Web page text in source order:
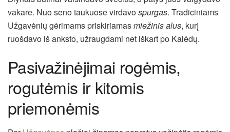
vakare. Nuo seno taukuose virdavospurgas. Tradiciniams
Užgavėnių gėrimams priskiriamasmiežinis alus, kurį
ruošdavo iš anksto, užraugdami net iškart po Kalėdų.
Pasivažinėjimai rogėmis,
rogutėmis ir kitomis
priemonėmis